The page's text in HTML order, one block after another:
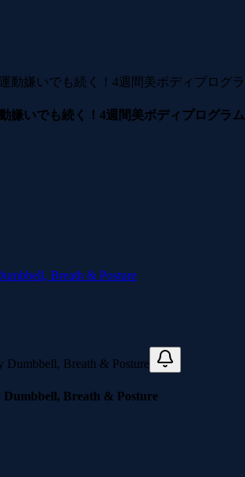
嫌いでも続く！4週間美ボディプログラム
Breath & Posture
Dumbbell, Breath & Posture